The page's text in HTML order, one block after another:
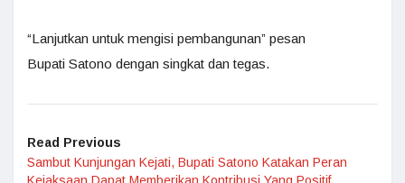
“Lanjutkan untuk mengisi pembangunan” pesan
Bupati Satono dengan singkat dan tegas.
Read Previous
Sambut Kunjungan Kejati, Bupati Satono Katakan Peran